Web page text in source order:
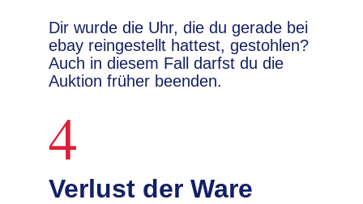
Dir wurde die Uhr, die du gerade bei
ebay reingestellt hattest, gestohlen?
Auch in diesem Fall darfst du die
Auktion früher beenden.
4
Verlust der Ware